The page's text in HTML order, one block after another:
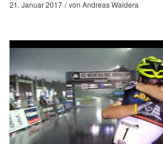
21. Januar 2017 von Andreas Waldera